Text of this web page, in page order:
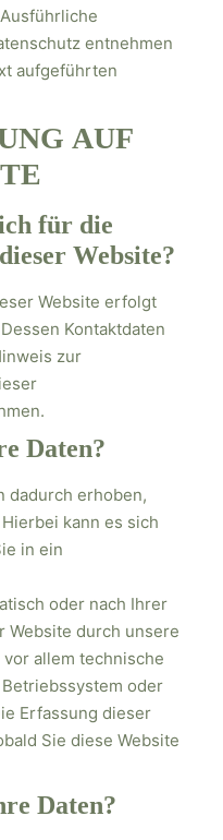
entnehmen
aufgeführten
AUF
für die
Website?
Website erfolgt
Kontaktdaten
zur
Daten?
dadurch erhoben,
kann es sich
in ein
oder nach Ihrer
Website durch unsere
allem technische
oder
Erfassung dieser
Sie diese Website
Daten?